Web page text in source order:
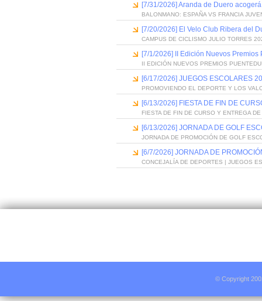
[7/31/2026] Aranda de Duero
BALONMANO: ESPAÑA VS FRANCIA
[7/20/2026] El Velo Club Ribera del
CAMPUS DE CICLISMO JULIO TORRES
[7/1/2026] II Edición Nuevos Premios
II EDICIÓN NUEVOS PREMIOS
[6/17/2026] JUEGOS ESCOLARES
PROMOVIENDO EL DEPORTE Y LOS
[6/13/2026] FIESTA DE FIN DE
FIESTA DE FIN DE CURSO Y ENTREGA
[6/13/2026] JORNADA DE GOLF
JORNADA DE PROMOCIÓN DE GOLF
[6/7/2026] JORNADA DE
CONCEJALÍA DE DEPORTES | JUEGOS
© Copyright